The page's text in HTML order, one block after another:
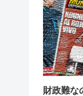
財政難な